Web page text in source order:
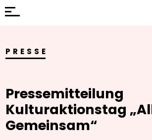
PRESSE
Pressemitteilung
Kulturaktionstag
Gemeinsam“